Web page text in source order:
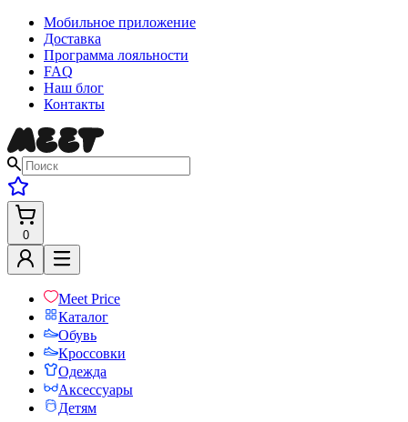
Мобильное приложение
Доставка
Программа лояльности
FAQ
Наш блог
Контакты
0
Meet Price
Каталог
Обувь
Кроссовки
Одежда
Аксессуары
Детям